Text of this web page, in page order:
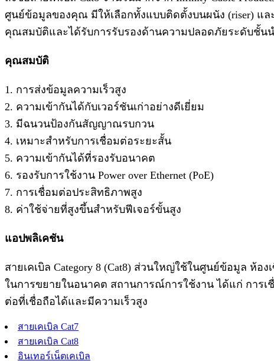
ศูนย์ข้อมูลของคุณ มีให้เลือกทั้งแบบติดตั้งบนผนัง (riser) แล
คุณสมบัติและได้รับการรับรองด้านความปลอดภัยระดับชั้น
คุณสมบัติ
1. การส่งข้อมูลความเร็วสูง
2. ความเข้ากันได้กับเวอร์ชันเก่าอย่างดีเยี่ยม
3. มีฉนวนป้องกันสัญญาณรบกวน
4. เหมาะสำหรับการเชื่อมต่อระยะสั้น
5. ความเข้ากันได้ที่รองรับอนาคต
6. รองรับการใช้งาน Power over Ethernet (PoE)
7. การเชื่อมต่อประสิทธิภาพสูง
8. ค่าใช้จ่ายที่สูงขึ้นสำหรับฟีเจอร์ขั้นสูง
แอปพลิเคชัน
สายเคเบิล Category 8 (Cat8) ส่วนใหญ่ใช้ในศูนย์ข้อมูล ห้
ในการขยายในอนาคต สถานการณ์การใช้งาน ได้แก่ การ
ต่อที่เชื่อถือได้และมีความเร็วสูง
สายเคเบิล Cat7
สายเคเบิล Cat8
อินเทอร์เน็ตเคเบิล